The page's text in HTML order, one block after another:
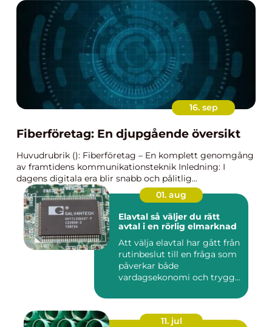
16. sep
Fiberföretag: En djupgående översikt
Huvudrubrik (): Fiberföretag – En komplett genomgång
av framtidens kommunikationsteknik Inledning: I
dagens digitala era blir snabb och pålitlig...
01. aug
Elavtal så väljer du rätt
avtal i en rörlig elmarknad
Att välja elavtal har gått från
rutinbeslut till en fråga som
påverkar både
vardagsekonomi och trygg...
11. jul